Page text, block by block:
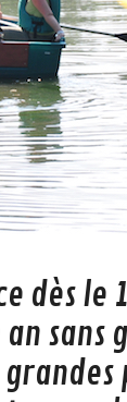
dès le